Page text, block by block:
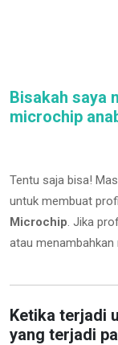
Bisakah saya
microchip
Tentu saja bisa!
untuk membuat
Microchip. Jika
atau
Ketika terjadi
yang terjadi